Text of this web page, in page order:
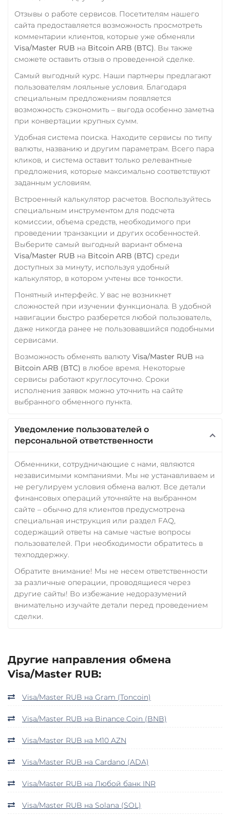
TrueUSD (TUSD)
ERC20 TRC20 BEP
TRUMP
Uniswap (UNI)
ERC20
USD Coin (USDC)
ERC20
AVAX
SOL
Polygon
CRONOS
ARB
OP
BASE
RONIN NEAR
VeChain (VET)
Verge (XVG)
WAVES
Wrapped Bitcoin (WBTC)
ERC20 AVAXC
Wrapped Ethereum
ERC20 AVAXC
CRO
RONIN
Yearn.finance (YFI)
RUB
СБП RUB
Счет ИП/ООО
Тинькофф
RUB
Фридом Банк KZT
Центр Кредит KZT
Элкарт KGS
Отзывы о работе сервисов. Посетителям нашего
сайта предоставляется возможность просмотреть
комментарии клиентов, которые уже обменяли
Visa/Master RUB на Bitcoin ARB (BTC). Вы также
сможете оставить отзыв о проведенной сделке.
Самый выгодный курс. Наши партнеры предлагают
пользователям лояльные условия. Благодаря
специальным предложениям появляется
возможность сэкономить – выгода особенно заметна
при конвертации крупных сумм.
Удобная система поиска. Находите сервисы по типу
валюты, названию и другим параметрам. Всего пара
кликов, и система оставит только релевантные
предложения, которые максимально соответствуют
заданным условиям.
Встроенный калькулятор расчетов. Воспользуйтесь
специальным инструментом для подсчета
комиссии, объема средств, необходимого при
проведении транзакции и других особенностей.
Выберите самый выгодный вариант обмена
Visa/Master RUB на Bitcoin ARB (BTC) среди
доступных за минуту, используя удобный
калькулятор, в котором учтены все тонкости.
Понятный интерфейс. У вас не возникнет
сложностей при изучении функционала. В удобной
навигации быстро разберется любой пользователь,
даже никогда ранее не пользовавшийся подобными
сервисами.
Возможность обменять валюту Visa/Master RUB на
Bitcoin ARB (BTC) в любое время. Некоторые
сервисы работают круглосуточно. Сроки
исполнения заявок можно уточнить на сайте
выбранного обменного пункта.
Уведомление пользователей о
персональной ответственности
Обменники, сотрудничающие с нами, являются
независимыми компаниями. Мы не устанавливаем и
не регулируем условия обмена валют. Все детали
финансовых операций уточняйте на выбранном
сайте – обычно для клиентов предусмотрена
специальная инструкция или раздел FAQ,
содержащий ответы на самые частые вопросы
пользователей. При необходимости обратитесь в
техподдержку.
Обратите внимание! Мы не несем ответственности
за различные операции, проводящиеся через
другие сайты! Во избежание недоразумений
внимательно изучайте детали перед проведением
сделки.
Другие направления обмена
Visa/Master RUB:
Visa/Master RUB на Gram (Toncoin)
Visa/Master RUB на Binance Coin (BNB)
Visa/Master RUB на M10 AZN
Visa/Master RUB на Cardano (ADA)
Visa/Master RUB на Любой банк INR
Visa/Master RUB на Solana (SOL)